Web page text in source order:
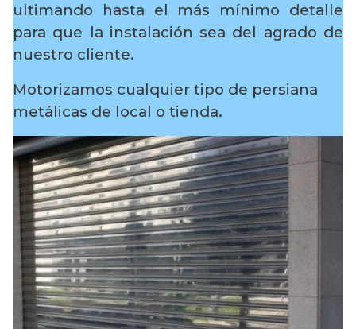
ultimando hasta el más mínimo detalle
para que la instalación sea del agrado de
nuestro cliente.
Motorizamos cualquier tipo de persiana
metálicas de local o tienda.